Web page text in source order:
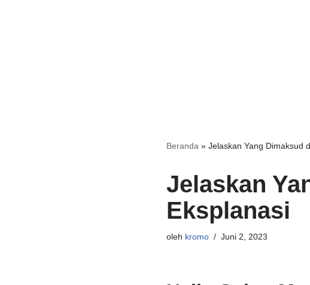
Beranda » Jelaskan Yang Dimaksud
Jelaskan
Eksplanasi
oleh kromo Juni 2, 2023